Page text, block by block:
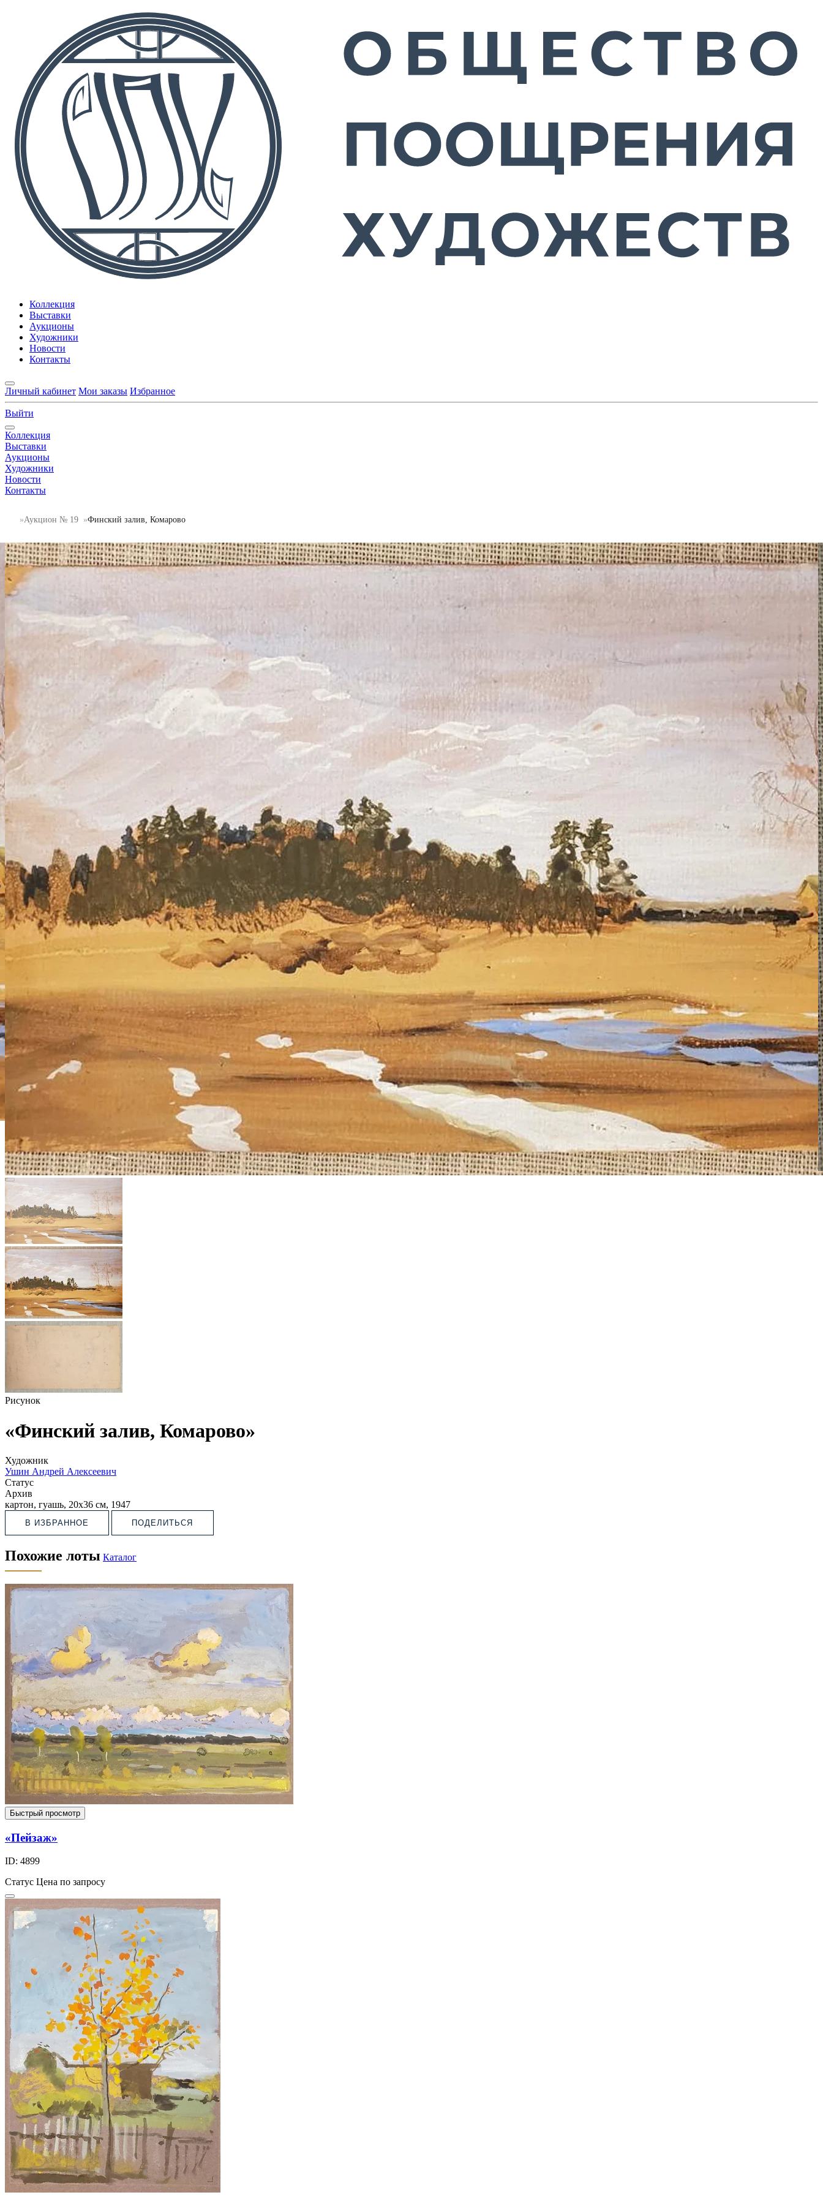
Коллекция
Выставки
Аукционы
Художники
Новости
Контакты
Личный кабинет Мои заказы Избранное
Выйти
Коллекция
Выставки
Аукционы
Художники
Новости
Контакты
Аукцион № 19 Финский залив, Комарово
Рисунок
«Финский залив, Комарово»
Художник
Ушин Андрей Алексеевич
Статус
Архив
картон, гуашь, 20х36 см, 1947
В ИЗБРАННОЕ ПОДЕЛИТЬСЯ
Похожие лоты Каталог
Быстрый просмотр
«Пейзаж»
ID: 4899
Статус Цена по запросу